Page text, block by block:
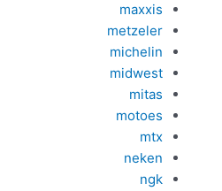
maxxis
metzeler
michelin
midwest
mitas
motoes
mtx
neken
ngk